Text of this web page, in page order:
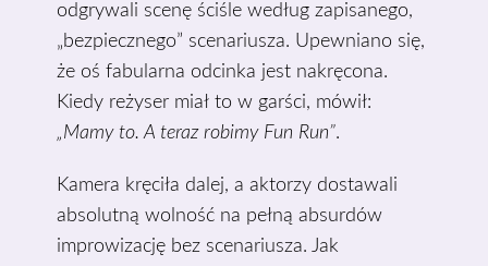
odgrywali scenę ściśle według zapisanego,
„bezpiecznego” scenariusza. Upewniano się,
że oś fabularna odcinka jest nakręcona.
Kiedy reżyser miał to w garści, mówił:
„Mamy to. A teraz robimy Fun Run”.
Kamera kręciła dalej, a aktorzy dostawali
absolutną wolność na pełną absurdów
improwizację bez scenariusza. Jak